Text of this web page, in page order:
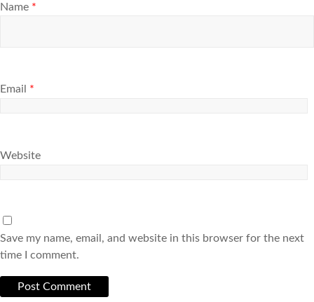
Name *
Email *
Website
Save my name, email, and website in this browser for the next
time I comment.